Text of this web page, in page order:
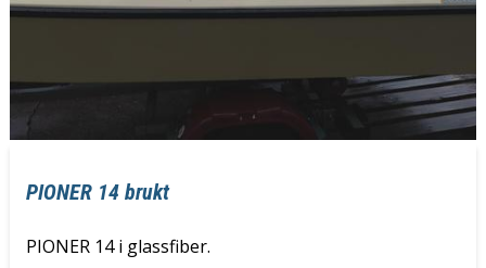
PIONER 14 brukt
PIONER 14 i glassfiber.